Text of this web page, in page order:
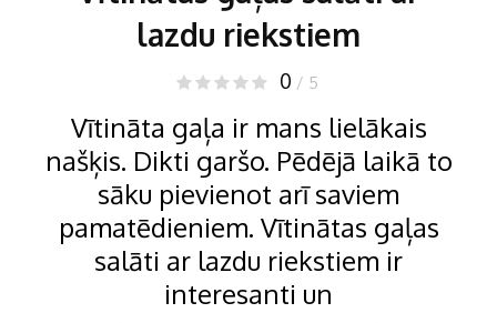
lazdu riekstiem
0 / 5
Vītināta gaļa ir mans lielākais
našķis. Dikti garšo. Pēdējā laikā to
sāku pievienot arī saviem
pamatēdieniem. Vītinātas gaļas
salāti ar lazdu riekstiem ir
interesanti un